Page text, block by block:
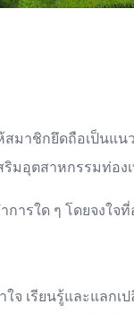
าชิกยึดถือเป็นแ
อุตสาหกรรมท่อง
ใด ๆ โดยจงใจที่
เรียนรู้และแลก